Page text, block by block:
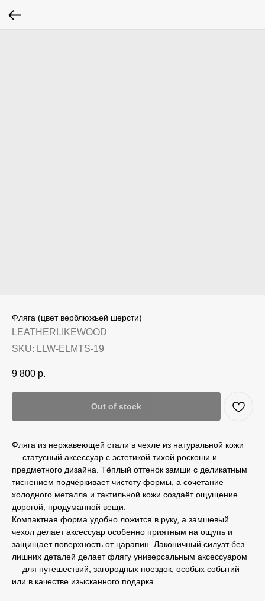
Фляга (цвет верблюжьей шерсти)
LEATHERLIKEWOOD
SKU: LLW-ELMTS-19
9 800 р.
Out of stock
Фляга из нержавеющей стали в чехле из натуральной кожи
— статусный аксессуар с эстетикой тихой роскоши и
предметного дизайна. Тёплый оттенок замши с деликатным
тиснением подчёркивает чистоту формы, а сочетание
холодного металла и тактильной кожи создаёт ощущение
дорогой, продуманной вещи.
Компактная форма удобно ложится в руку, а замшевый
чехол делает аксессуар особенно приятным на ощупь и
защищает поверхность от царапин. Лаконичный силуэт без
лишних деталей делает флягу универсальным аксессуаром
— для путешествий, загородных поездок, особых событий
или в качестве изысканного подарка.